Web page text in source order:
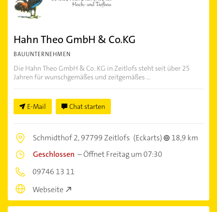
Hahn Theo GmbH & Co.KG
BAUUNTERNEHMEN
Die Hahn Theo GmbH & Co. KG in Zeitlofs steht seit über 25
Jahren für wunschgemäßes und zeitgemäßes ...
E-Mail Chat starten
Schmidthof 2,97799 Zeitlofs (Eckarts)
18,9 km
Geschlossen –Öffnet Freitag um 07:30
09746 13 11
Webseite